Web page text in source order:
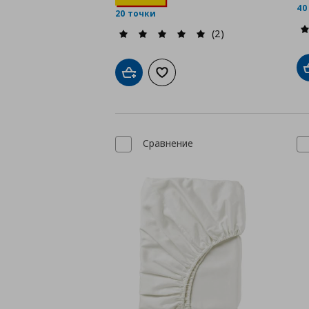
20 точки
(2)
Добави в кошницата
Добави към списъка с любими
Сравнение